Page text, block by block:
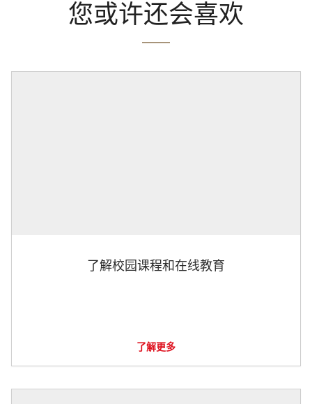
您或许还会喜欢
了解校园课程和在线教育
了解更多